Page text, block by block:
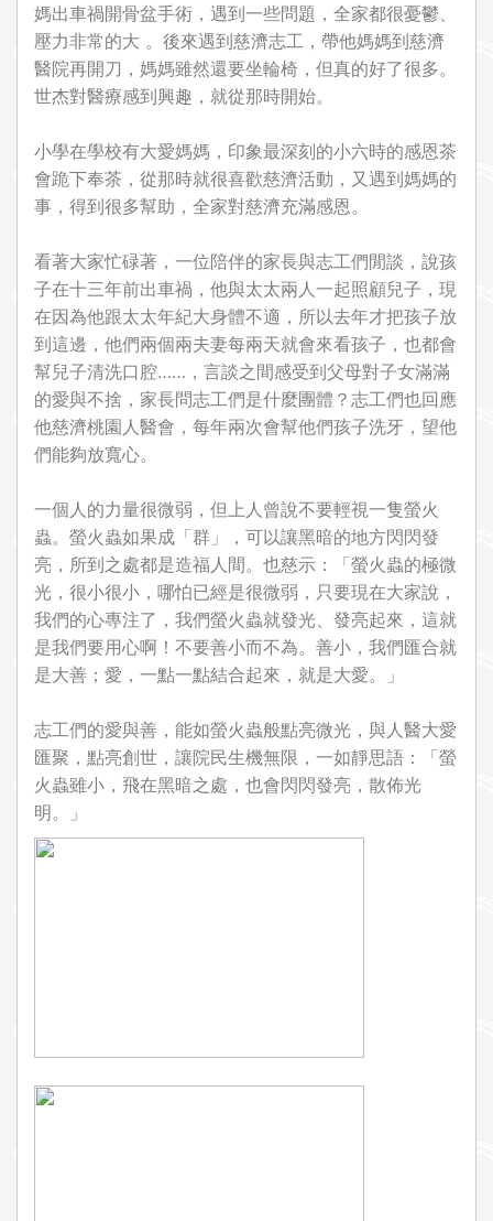
媽出車禍開骨盆手術，遇到一些問題，全家都很憂鬱、
壓力非常的大 。後來遇到慈濟志工，帶他媽媽到慈濟
醫院再開刀，媽媽雖然還要坐輪椅，但真的好了很多。
世杰對醫療感到興趣，就從那時開始。
小學在學校有大愛媽媽，印象最深刻的小六時的感恩茶
會跪下奉茶，從那時就很喜歡慈濟活動，又遇到媽媽的
事，得到很多幫助，全家對慈濟充滿感恩。
看著大家忙碌著，一位陪伴的家長與志工們閒談，說孩
子在十三年前出車禍，他與太太兩人一起照顧兒子，現
在因為他跟太太年紀大身體不適，所以去年才把孩子放
到這邊，他們兩個兩夫妻每兩天就會來看孩子，也都會
幫兒子清洗口腔……，言談之間感受到父母對子女滿滿
的愛與不捨，家長問志工們是什麼團體？志工們也回應
他慈濟桃園人醫會，每年兩次會幫他們孩子洗牙，望他
們能夠放寬心。
一個人的力量很微弱，但上人曾說不要輕視一隻螢火
蟲。螢火蟲如果成「群」，可以讓黑暗的地方閃閃發
亮，所到之處都是造福人間。也慈示：「螢火蟲的極微
光，很小很小，哪怕已經是很微弱，只要現在大家說，
我們的心專注了，我們螢火蟲就發光、發亮起來，這就
是我們要用心啊！不要善小而不為。善小，我們匯合就
是大善；愛，一點一點結合起來，就是大愛。」
志工們的愛與善，能如螢火蟲般點亮微光，與人醫大愛
匯聚，點亮創世，讓院民生機無限，一如靜思語：「螢
火蟲雖小，飛在黑暗之處，也會閃閃發亮，散佈光
明。」